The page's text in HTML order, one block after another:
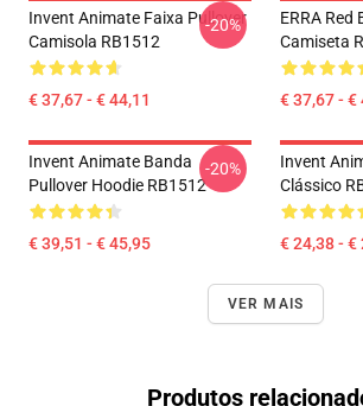
Invent Animate Faixa Pullover
Camisola RB1512
€ 37,67 - € 44,11
-20%
ERRA
Camiseta
€ 37,67 - €
Invent Animate Banda
Pullover Hoodie RB1512
€ 39,51 - € 45,95
-20%
Invent
Clássico
€ 24,38 - €
VER MAIS
Produtos